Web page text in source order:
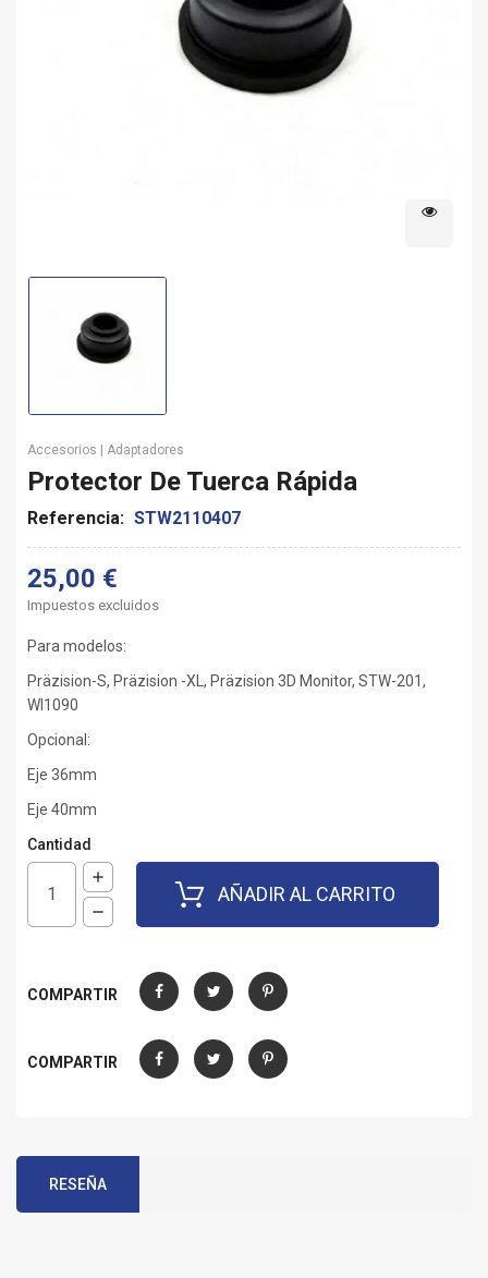
Accesorios | Adaptadores
Protector De Tuerca Rápida
Referencia: STW2110407
25,00 €
Impuestos excluidos
Para modelos:
Präzision-S, Präzision -XL, Präzision 3D Monitor, STW-201,
WI1090
Opcional:
Eje 36mm
Eje 40mm
Cantidad
AÑADIR AL CARRITO
COMPARTIR
CompartirTuitear Pinterest
COMPARTIR
CompartirTuitear Pinterest
RESEÑA